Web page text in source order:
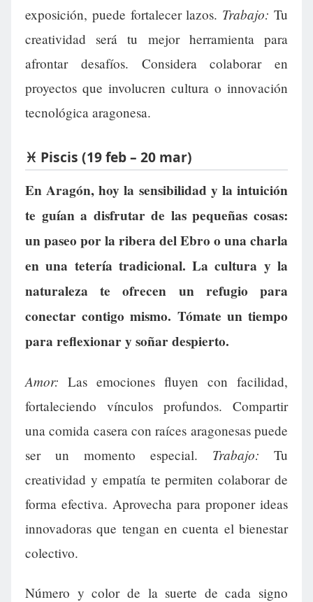
exposición, puede fortalecer lazos. Trabajo: Tu
creatividad será tu mejor herramienta para
afrontar desafíos. Considera colaborar en
proyectos que involucren cultura o innovación
tecnológica aragonesa.
♓ Piscis (19 feb – 20 mar)
En Aragón, hoy la sensibilidad y la intuición
te guían a disfrutar de las pequeñas cosas:
un paseo por la ribera del Ebro o una charla
en una tetería tradicional. La cultura y la
naturaleza te ofrecen un refugio para
conectar contigo mismo. Tómate un tiempo
para reflexionar y soñar despierto.
Amor: Las emociones fluyen con facilidad,
fortaleciendo vínculos profundos. Compartir
una comida casera con raíces aragonesas puede
ser un momento especial. Trabajo: Tu
creatividad y empatía te permiten colaborar de
forma efectiva. Aprovecha para proponer ideas
innovadoras que tengan en cuenta el bienestar
colectivo.
Número y color de la suerte de cada signo